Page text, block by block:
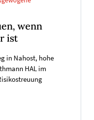
wenn
ist
in Nahost, hohe
HAL im